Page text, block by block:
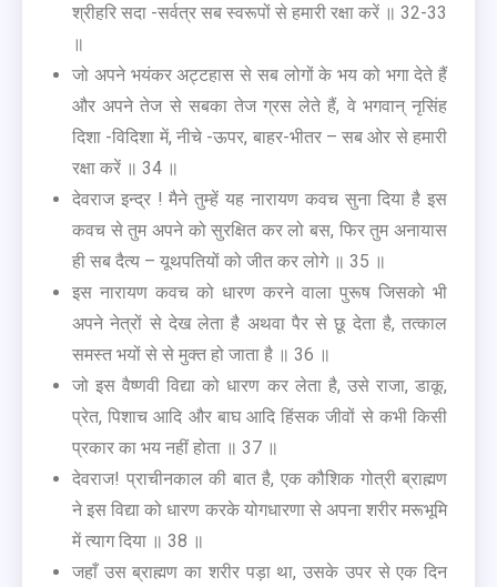
श्रीहरि सदा -सर्वत्र सब स्वरूपों से हमारी रक्षा करें ॥ 32-33
॥
जो अपने भयंकर अट्टहास से सब लोगों के भय को भगा देते हैं
और अपने तेज से सबका तेज ग्रस लेते हैं, वे भगवान् नृसिंह
दिशा -विदिशा में, नीचे -ऊपर, बाहर-भीतर – सब ओर से हमारी
रक्षा करें ॥ 34 ॥
देवराज इन्द्र ! मैने तुम्हें यह नारायण कवच सुना दिया है इस
कवच से तुम अपने को सुरक्षित कर लो बस, फिर तुम अनायास
ही सब दैत्य – यूथपतियों को जीत कर लोगे ॥ 35 ॥
इस नारायण कवच को धारण करने वाला पुरूष जिसको भी
अपने नेत्रों से देख लेता है अथवा पैर से छू देता है, तत्काल
समस्त भयों से से मुक्त हो जाता है ॥ 36 ॥
जो इस वैष्णवी विद्या को धारण कर लेता है, उसे राजा, डाकू,
प्रेत, पिशाच आदि और बाघ आदि हिंसक जीवों से कभी किसी
प्रकार का भय नहीं होता ॥ 37 ॥
देवराज! प्राचीनकाल की बात है, एक कौशिक गोत्री ब्राह्मण
ने इस विद्या को धारण करके योगधारणा से अपना शरीर मरूभूमि
में त्याग दिया ॥ 38 ॥
जहाँ उस ब्राह्मण का शरीर पड़ा था, उसके उपर से एक दिन